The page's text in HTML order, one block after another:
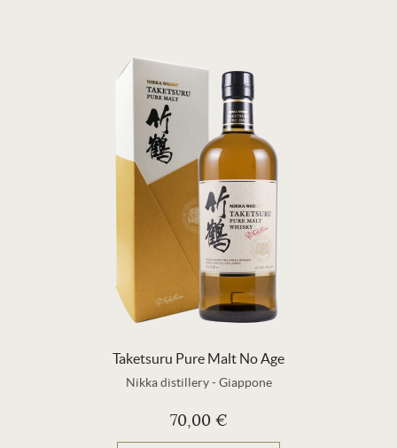
Taketsuru Pure Malt No Age
Nikka distillery -Giappone
70,00 €